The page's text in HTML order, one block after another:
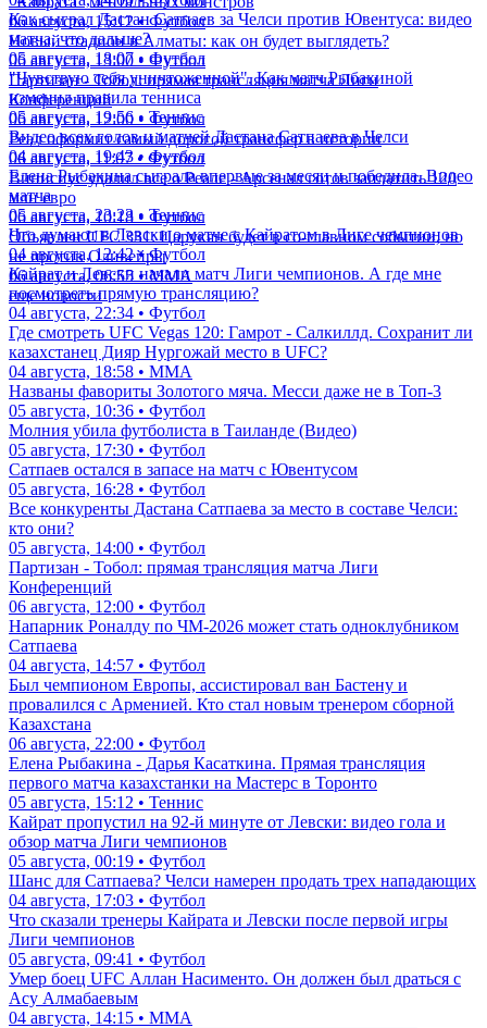
06 августа, 15:12 • Футбол
Новый стадион в Алматы: как он будет выглядеть?
06 августа, 13:00 • Футбол
Партизан - Тобол: прямая трансляция матча Лиги
Конференций
06 августа, 12:00 • Футбол
Реал оформит самый дорогой трансфер в истории
06 августа, 11:07 • Футбол
Винисиус удалил все о Реале - Арсенал готов заплатить 120
млн евро
06 августа, 10:18 • Футбол
Объявлен UFC 331: Царукян будет в со-главном событии, но
не против Оливейры
06 августа, 06:55 • ММА
еще новости
Как сыграл Дастан Сатпаев за Челси против Ювентуса: видео
матча, что дальше?
05 августа, 18:07 • Футбол
"Чувствую себя уничтоженной". Как матч Рыбакиной
изменил правила тенниса
05 августа, 19:56 • Теннис
Видео всех голов и матчей Дастана Сатпаева в Челси
04 августа, 19:43 • Футбол
Елена Рыбакина сыграла впервые за месяц и победила. Видео
матча
05 августа, 23:23 • Теннис
Что думают в Левски о матче с Кайратом в Лиге чемпионов
04 августа, 12:42 • Футбол
Кайрат и Левски начали матч Лиги чемпионов. А где мне
посмотреть прямую трансляцию?
04 августа, 22:34 • Футбол
Где смотреть UFC Vegas 120: Гамрот - Салкиллд. Сохранит ли
казахстанец Дияр Нургожай место в UFC?
04 августа, 18:58 • ММА
Названы фавориты Золотого мяча. Месси даже не в Топ-3
05 августа, 10:36 • Футбол
Молния убила футболиста в Таиланде (Видео)
05 августа, 17:30 • Футбол
Сатпаев остался в запасе на матч с Ювентусом
05 августа, 16:28 • Футбол
Все конкуренты Дастана Сатпаева за место в составе Челси:
кто они?
05 августа, 14:00 • Футбол
Партизан - Тобол: прямая трансляция матча Лиги
Конференций
06 августа, 12:00 • Футбол
Напарник Роналду по ЧМ-2026 может стать одноклубником
Сатпаева
04 августа, 14:57 • Футбол
Был чемпионом Европы, ассистировал ван Бастену и
провалился с Арменией. Кто стал новым тренером сборной
Казахстана
06 августа, 22:00 • Футбол
Елена Рыбакина - Дарья Касаткина. Прямая трансляция
первого матча казахстанки на Мастерс в Торонто
05 августа, 15:12 • Теннис
Кайрат пропустил на 92-й минуте от Левски: видео гола и
обзор матча Лиги чемпионов
05 августа, 00:19 • Футбол
Шанс для Сатпаева? Челси намерен продать трех нападающих
04 августа, 17:03 • Футбол
Что сказали тренеры Кайрата и Левски после первой игры
Лиги чемпионов
05 августа, 09:41 • Футбол
Умер боец UFC Аллан Насименто. Он должен был драться с
Асу Алмабаевым
04 августа, 14:15 • ММА